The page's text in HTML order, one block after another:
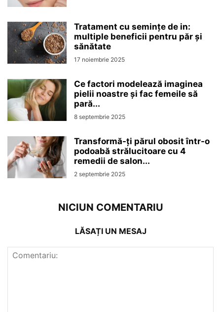
Tratament cu semințe de in:
multiple beneficii pentru păr și
sănătate
17 noiembrie 2025
Ce factori modelează imaginea
pielii noastre și fac femeile să
pară...
8 septembrie 2025
Transformă-ți părul obosit într-o
podoabă strălucitoare cu 4
remedii de salon...
2 septembrie 2025
NICIUN COMENTARIU
LĂSAȚI UN MESAJ